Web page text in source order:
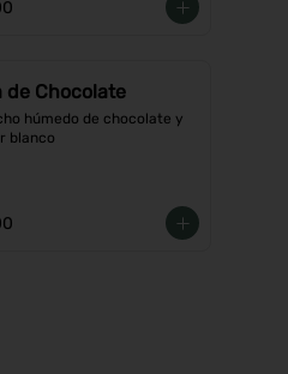
de Chocolate
húmedo de chocolate y
blanco